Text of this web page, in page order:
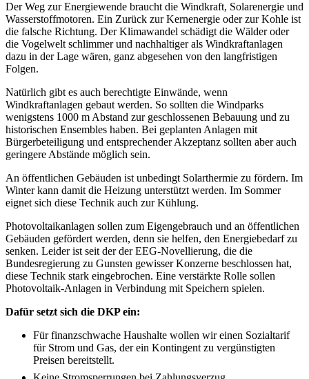
Der Weg zur Energiewende braucht die Windkraft, Solarenergie und
Wasserstoffmotoren. Ein Zurück zur Kernenergie oder zur Kohle ist
die falsche Richtung. Der Klimawandel schädigt die Wälder oder
die Vogelwelt schlimmer und nachhaltiger als Windkraftanlagen
dazu in der Lage wären, ganz abgesehen von den langfristigen
Folgen.
Natürlich gibt es auch berechtigte Einwände, wenn
Windkraftanlagen gebaut werden. So sollten die Windparks
wenigstens 1000 m Abstand zur geschlossenen Bebauung und zu
historischen Ensembles haben. Bei geplanten Anlagen mit
Bürgerbeteiligung und entsprechender Akzeptanz sollten aber auch
geringere Abstände möglich sein.
An öffentlichen Gebäuden ist unbedingt Solarthermie zu fördern. Im
Winter kann damit die Heizung unterstützt werden. Im Sommer
eignet sich diese Technik auch zur Kühlung.
Photovoltaikanlagen sollen zum Eigengebrauch und an öffentlichen
Gebäuden gefördert werden, denn sie helfen, den Energiebedarf zu
senken. Leider ist seit der der EEG-Novellierung, die die
Bundesregierung zu Gunsten gewisser Konzerne beschlossen hat,
diese Technik stark eingebrochen. Eine verstärkte Rolle sollen
Photovoltaik-Anlagen in Verbindung mit Speichern spielen.
Dafür setzt sich die DKP ein:
Für finanzschwache Haushalte wollen wir einen Sozialtarif
für Strom und Gas, der ein Kontingent zu vergünstigten
Preisen bereitstellt.